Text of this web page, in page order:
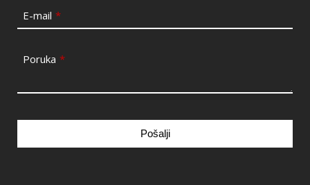
E-mail *
Poruka *
Pošalji